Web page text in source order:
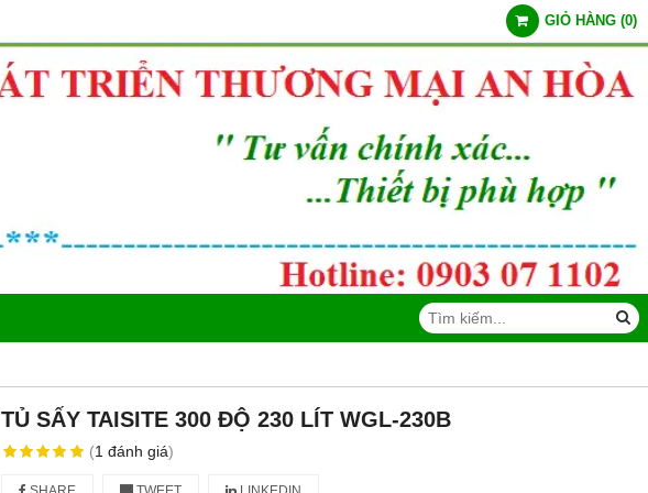
GIỎ HÀNG (0)
TỦ SẤY TAISITE 300 ĐỘ 230 LÍT WGL-230B
(1đánh giá)